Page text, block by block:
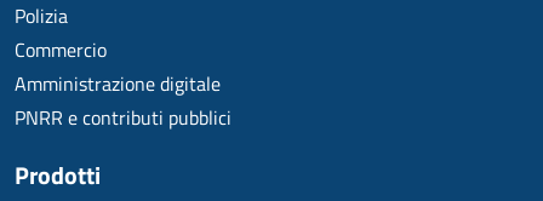
Polizia
Commercio
Amministrazione digitale
PNRR e contributi pubblici
Prodotti